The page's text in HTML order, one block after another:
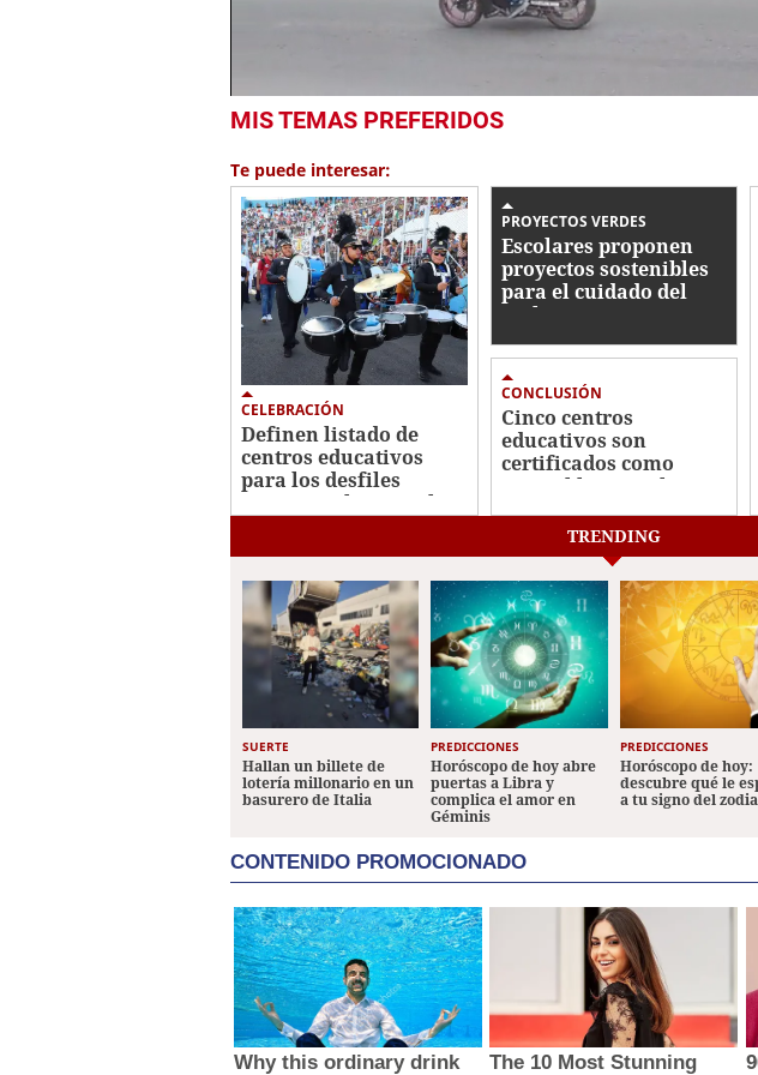
seconds
1
minute,
19
secondsVolume
0%
MIS TEMAS PREFERIDOS
Te puede interesar:
CELEBRACIÓN
Definen listado de
centros educativos
para los desfiles
patrios en la capital
PROYECTOS VERDES
Escolares proponen
proyectos sostenibles
para el cuidado del
ambiente
CONCLUSIÓN
Cinco centros
educativos son
certificados como
Amigables con el
Ambiente
TRENDING
SUERTE
Hallan un billete de
lotería millonario en un
basurero de Italia
PREDICCIONES
Horóscopo de hoy abre
puertas a Libra y
complica el amor en
Géminis
PREDICCIONES
Horóscopo de hoy:
descubre qué le
a tu signo del
CONTENIDO PROMOCIONADO
Why this ordinary drink The 10 Most Stunning